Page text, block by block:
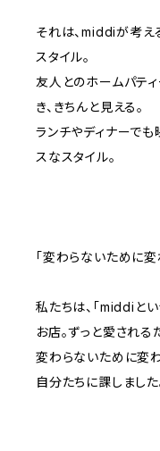
それは、middiが考え
スタイル。
友人とのホームパテ
き、きちんと見える。
ランチやディナーで
スなスタイル。
「変わらないために変
私たちは、「middiと
お店。ずっと愛される
変わらないために変わ
自分たちに課しました